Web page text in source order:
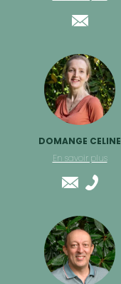
DOMANGE CELINE
En savoir plus